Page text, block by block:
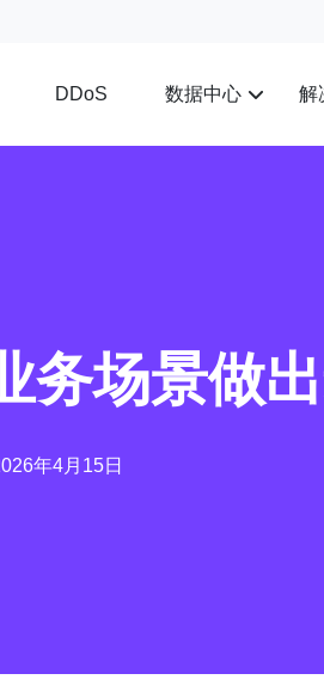
DDoS 数据中心 解
务场景做
年4月15日